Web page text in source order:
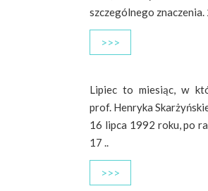
szczególnego
>>>
Lipiec to miesiąc, w
prof. Henryka
16 lipca 1992 roku, po
17 ..
>>>